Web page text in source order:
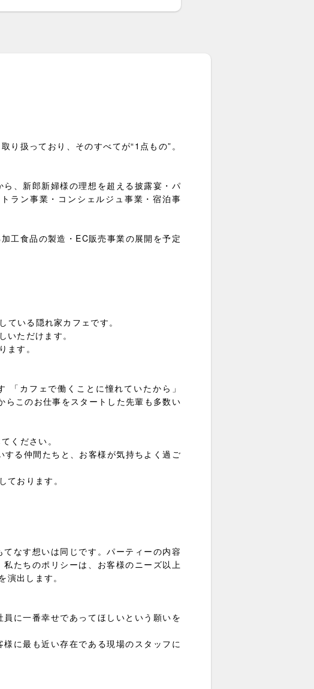
扱っており、そのすべてが“1点もの”。
、新郎新婦様の理想を超える披露宴・パ
ラン事業・コンシェルジュ事業・宿泊事
工食品の製造・EC販売事業の展開を予定
いる隠れ家カフェです。
ただけます。
す。
カフェで働くことに憧れていたから」
らこのお仕事をスタートした先輩も多数い
ください。
る仲間たちと、お客様が気持ちよく過ご
おります。
なす想いは同じです。パーティーの内容
たちのポリシーは、お客様のニーズ以上
出します。
に一番幸せであってほしいという願いを
に最も近い存在である現場のスタッフに